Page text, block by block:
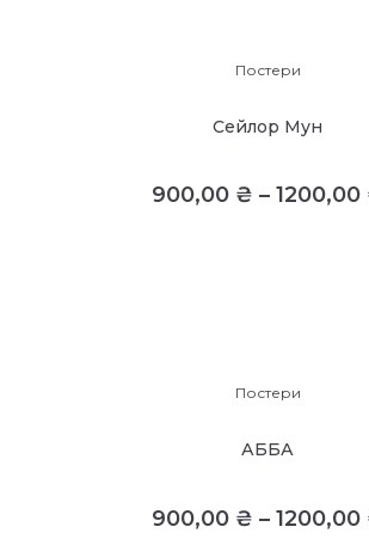
Постери
Сейлор Мун
900,00 ₴ – 1200,00
Постери
АББА
900,00 ₴ – 1200,00